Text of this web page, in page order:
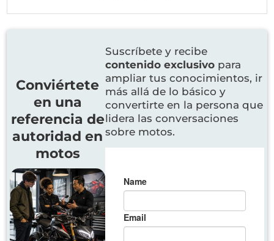
Conviértete
en una
referencia de
autoridad en
motos
Suscríbete y recibe
contenido exclusivo para
ampliar tus conocimientos, ir
más allá de lo básico y
convertirte en la persona que
lidera las conversaciones
sobre motos.